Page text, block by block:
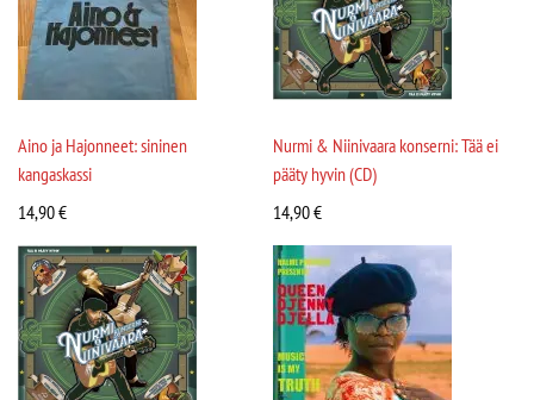
Aino ja Hajonneet: sininen
kangaskassi
14,90€
Nurmi & Niinivaara konserni: Tää ei
pääty hyvin (CD)
14,90€